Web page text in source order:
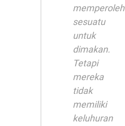
memperoleh
sesuatu
untuk
dimakan.
Tetapi
mereka
tidak
memiliki
keluhuran